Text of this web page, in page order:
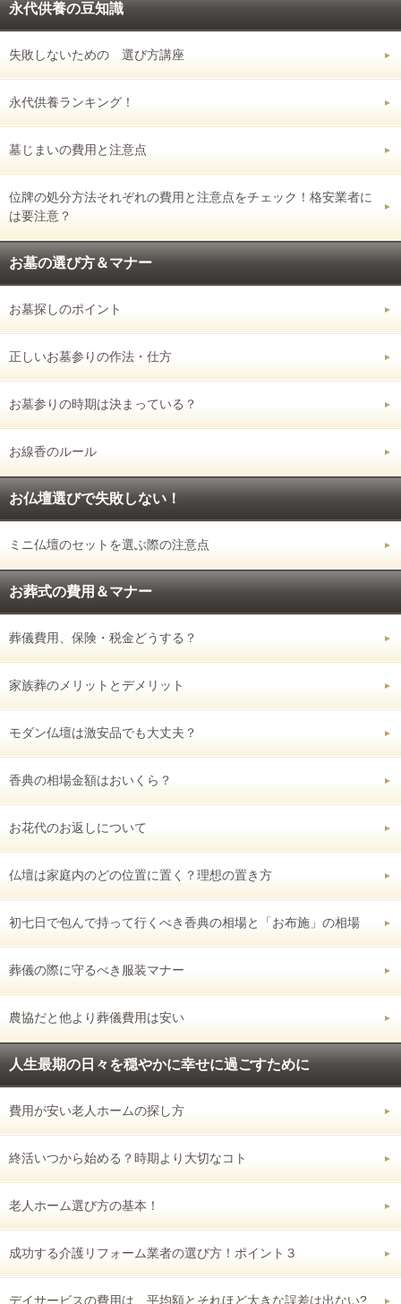
永代供養の豆知識
失敗しないための 選び方講座
永代供養ランキング！
墓じまいの費用と注意点
位牌の処分方法それぞれの費用と注意点をチェック！格安業者に
は要注意？
お墓の選び方＆マナー
お墓探しのポイント
正しいお墓参りの作法・仕方
お墓参りの時期は決まっている？
お線香のルール
お仏壇選びで失敗しない！
ミニ仏壇のセットを選ぶ際の注意点
お葬式の費用＆マナー
葬儀費用、保険・税金どうする？
家族葬のメリットとデメリット
モダン仏壇は激安品でも大丈夫？
香典の相場金額はおいくら？
お花代のお返しについて
仏壇は家庭内のどの位置に置く？理想の置き方
初七日で包んで持って行くべき香典の相場と「お布施」の相場
葬儀の際に守るべき服装マナー
農協だと他より葬儀費用は安い
人生最期の日々を穏やかに幸せに過ごすために
費用が安い老人ホームの探し方
終活いつから始める？時期より大切なコト
老人ホーム選び方の基本！
成功する介護リフォーム業者の選び方！ポイント３
デイサービスの費用は、平均額とそれほど大きな誤差は出ない?